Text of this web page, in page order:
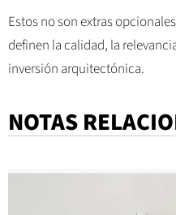
Estos no son extras
definen la calidad, la
inversión arquitectónica.
NOTAS